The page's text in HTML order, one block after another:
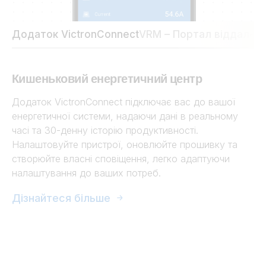
Додаток VictronConnectVRM – Портал
Кишеньковий енергетичний центр
Додаток VictronConnect підключає вас до вашої
енергетичної системи, надаючи дані в реальному
часі та 30-денну історію продуктивності.
Налаштовуйте пристрої, оновлюйте прошивку та
створюйте власні сповіщення, легко адаптуючи
налаштування до ваших потреб.
Дізнайтеся більше